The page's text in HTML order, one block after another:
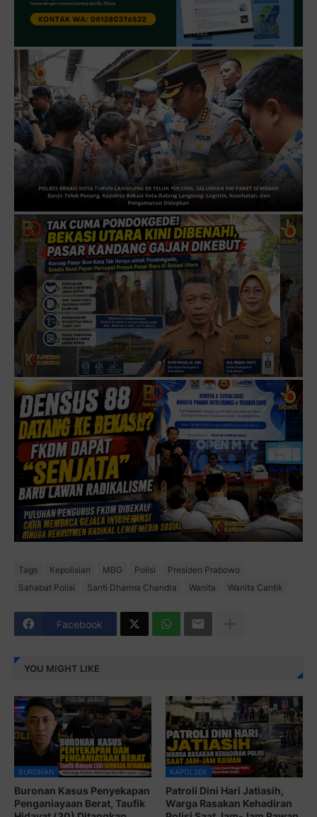
Tags Kepolisian MBG Polisi
Presiden Prabowo
Sahabat Polisi
Santi Dharma Chandra Wanita Wanita Cantik
Facebook
YOU MIGHT LIKE
BURONAN
Buronan Kasus Penyekapan
Penganiayaan Berat, Taufik
KAPOLSEK
Patroli Dini Hari Jatiasih,
Warga Rasakan Kehadiran